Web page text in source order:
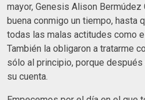
mayor, Genesis Alison
buena conmigo un tiempo, hasta
todas las malas actitudes como
También la obligaron a tratarme
sólo al principio, porque
su cuenta.